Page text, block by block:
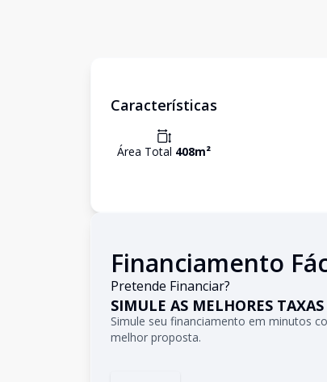
Características
Área Total 408m²
Financiamento
Pretende Financiar?
SIMULE AS MELHORES
Simule seu financiamento em minutos
melhor proposta.